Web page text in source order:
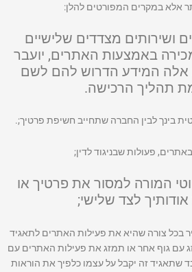
אלא במקרים המפורטים להלן:
ושירותים מצדדים שלישיים
באמצעות האתרים, יועבר
אלה המידע הדרוש להם לשם
תהליך הרכישה.
בינך לבין החברה שתחייב חשיפת פרטיך;.
פעולות שבניגוד לדין;
המורה למסור את פרטיך או
לצד שלישי;
בכל צורה שהיא את פעילות האתרים לתאגיד
עם גוף אחר או תמזג את פעילות האתרים עם
שתאגיד זה יקבל על עצמו כלפיך את הוראות